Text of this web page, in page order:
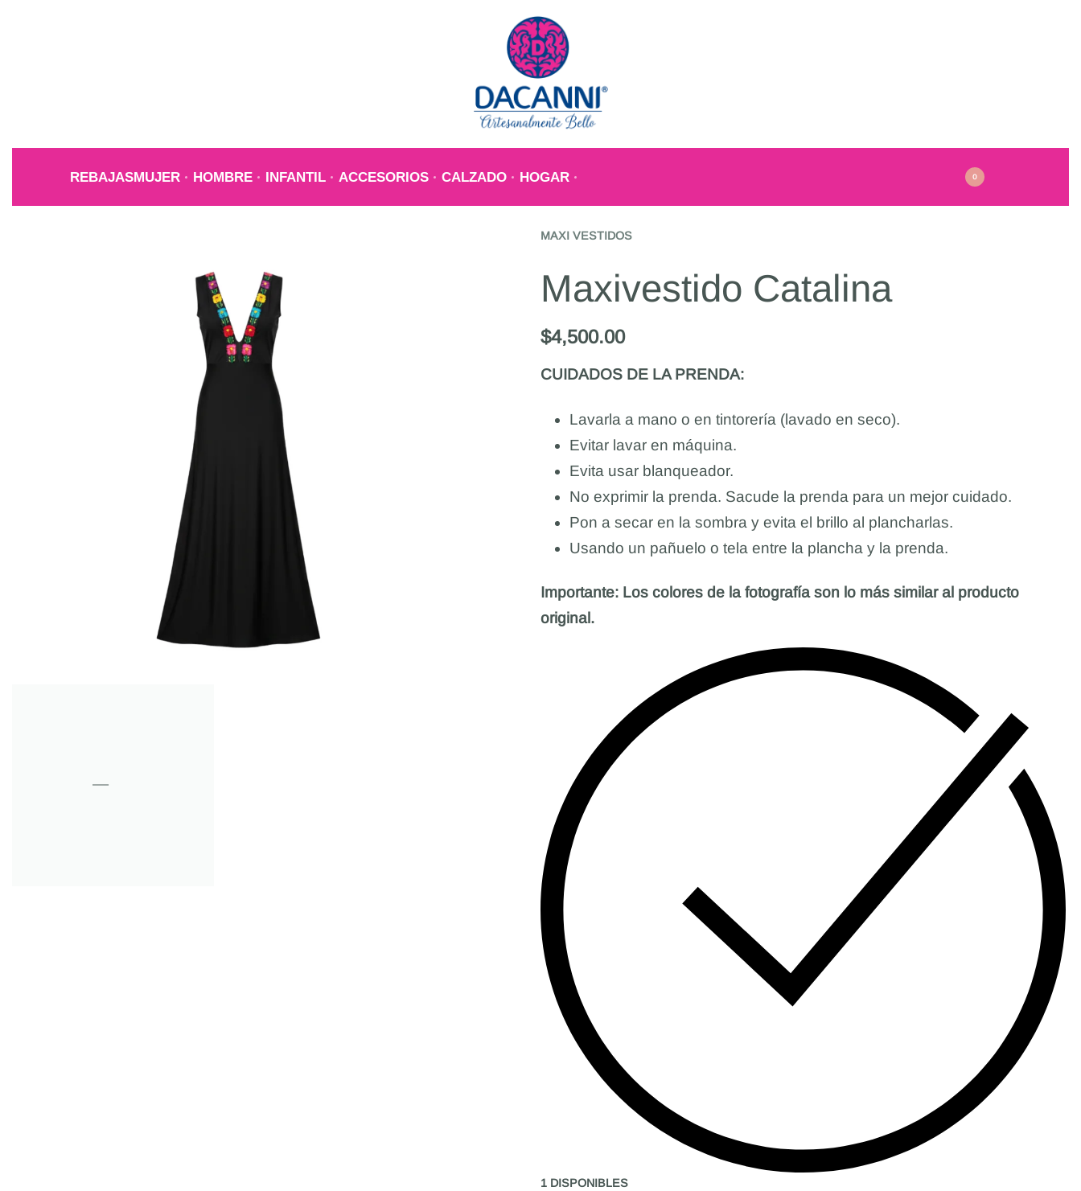
REBAJASMUJER HOMBRE INFANTIL ACCESORIOS CALZADO HOGAR 0
MAXI VESTIDOS
Maxivestido Catalina
$4,500.00
CUIDADOS DE LA PRENDA:
Lavarla a mano o en tintorería (lavado en seco).
Evitar lavar en máquina.
Evita usar blanqueador.
No exprimir la prenda. Sacude la prenda para un mejor cuidado.
Pon a secar en la sombra y evita el brillo al plancharlas.
Usando un pañuelo o tela entre la plancha y la prenda.
Importante: Los colores de la fotografía son lo más similar al producto
original.
1 DISPONIBLES